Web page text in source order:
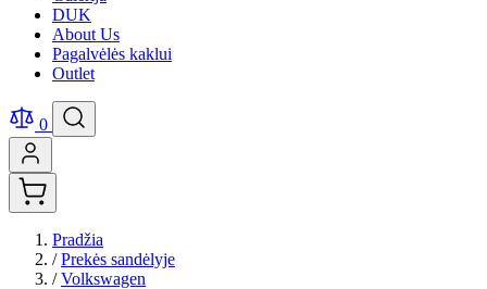
DUK
About Us
Pagalvėlės kaklui
Outlet
0
Pradžia
/ Prekės sandėlyje
/ Volkswagen